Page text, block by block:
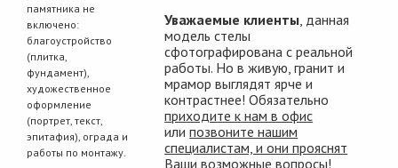
памятника не
включено:
благоустройство
(плитка,
фундамент),
художественное
оформление
(портрет, текст,
эпитафия), ограда и
работы по монтажу.
Уважаемые клиенты , данная
модель стелы
сфотографирована с реальной
работы. Но в живую, гранит и
мрамор выглядят ярче и
контрастнее! Обязательно
приходите к нам в офис
илипозвоните нашим
специалистам, и они прояснят
Ваши возможные вопросы!